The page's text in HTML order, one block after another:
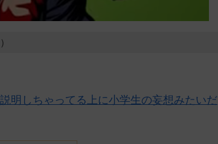
明しちゃってる上に小学生の妄想みたいだ